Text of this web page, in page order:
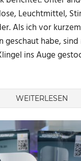
Leuchtmittel,
Als ich vor
geschaut habe,
ins Auge
WEITERLESEN